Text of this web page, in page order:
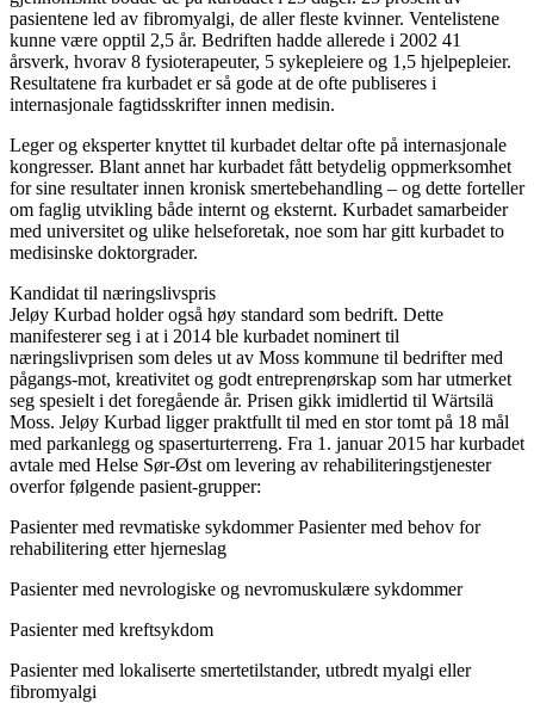
pasientene led av fibromyalgi, de aller fleste kvinner. Ventelistene
kunne være opptil 2,5 år. Bedriften hadde allerede i 2002 41
årsverk, hvorav 8 fysioterapeuter, 5 sykepleiere og 1,5 hjelpepleier.
Resultatene fra kurbadet er så gode at de ofte publiseres i
internasjonale fagtidsskrifter innen medisin.
Leger og eksperter knyttet til kurbadet deltar ofte på internasjonale
kongresser. Blant annet har kurbadet fått betydelig oppmerksomhet
for sine resultater innen kronisk smertebehandling – og dette forteller
om faglig utvikling både internt og eksternt. Kurbadet samarbeider
med universitet og ulike helseforetak, noe som har gitt kurbadet to
medisinske doktorgrader.
Kandidat til næringslivspris
Jeløy Kurbad holder også høy standard som bedrift. Dette
manifesterer seg i at i 2014 ble kurbadet nominert til
næringslivprisen som deles ut av Moss kommune til bedrifter med
pågangs-mot, kreativitet og godt entreprenørskap som har utmerket
seg spesielt i det foregående år. Prisen gikk imidlertid til Wärtsilä
Moss. Jeløy Kurbad ligger praktfullt til med en stor tomt på 18 mål
med parkanlegg og spaserturterreng. Fra 1. januar 2015 har kurbadet
avtale med Helse Sør-Øst om levering av rehabiliteringstjenester
overfor følgende pasient-grupper:
Pasienter med revmatiske sykdommer Pasienter med behov for
rehabilitering etter hjerneslag
Pasienter med nevrologiske og nevromuskulære sykdommer
Pasienter med kreftsykdom
Pasienter med lokaliserte smertetilstander, utbredt myalgi eller
fibromyalgi